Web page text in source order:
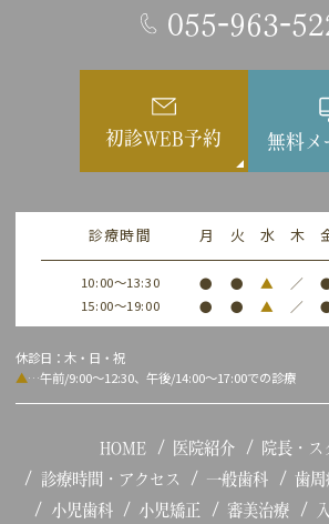
055-963-
初診WEB予約 無料メ
診療時間 月 火 水 木
10:00～13:30 ● ● ▲ ／
15:00～19:00 ● ● ▲ ／
休診日：木・日・祝
▲…午前/9:00～12:30、午後/14:00～17:00での診療
HOME 医院紹介
院長・ス
診療時間・アクセス
一般歯科 歯周
小児歯科
小児矯正 審美治療